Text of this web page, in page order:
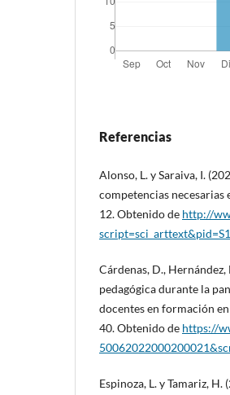
Referencias
Alonso, L. y Saraiva, I.
competencias necesarias
12. Obtenido de http://
Cárdenas, D.,
pedagógica durante la
docentes en formación
40. Obtenido de https://
Espinoza, L. y Tamariz,